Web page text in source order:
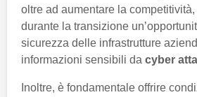
oltre ad aumentare la
durante la transizione
sicurezza delle infrastrutture
informazioni sensibili da cyber
Inoltre, è fondamentale offrire